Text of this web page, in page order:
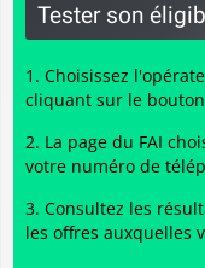
Tester son
Choisissez
cliquant sur le
La page du FAI
votre numéro de
Consultez les
les offres auxquelles